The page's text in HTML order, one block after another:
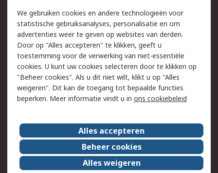
Track & Trace
Wettelijk
Cookiebeleid
Email veiligheid
Privacybeleid
Websitevoorwaarden
Algemene
verkoopvoorwaarden
Over RS
RS Group
Over ons
RS wereldwijd
Werken bij RS
We gebruiken cookies en andere technologieën voor
statistische gebruiksanalyses, personalisatie en om
advertenties weer te geven op websites van derden.
Door op "Alles accepteren" te klikken, geeft u
toestemming voor de verwerking van niet-essentiële
cookies. U kunt uw cookies selecteren door te klikken op
"Beheer cookies". Als u dit niet wilt, klikt u op "Alles
weigeren". Dit kan de toegang tot bepaalde functies
beperken. Meer informatie vindt u in ons cookiebeleid
Alles accepteren
Beheer cookies
Alles weigeren